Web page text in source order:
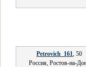
Petrovich_161, 50
Россия, Ростов-на-